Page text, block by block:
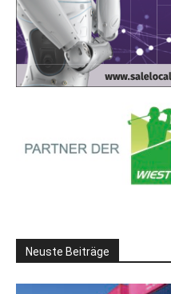
Neuste Beiträge